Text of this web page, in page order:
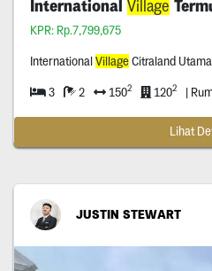
International Village
KPR: Rp.7,799,675
InternationalVillageCitraland Utama
3 2 1502 1202 |
Lihat
JUSTIN STEWART